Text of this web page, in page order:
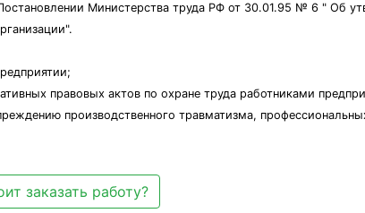
Министерства труда РФ от 30.01.95 № 6 " Об
правовых актов по охране труда работниками
производственного травматизма,
заказать работу?